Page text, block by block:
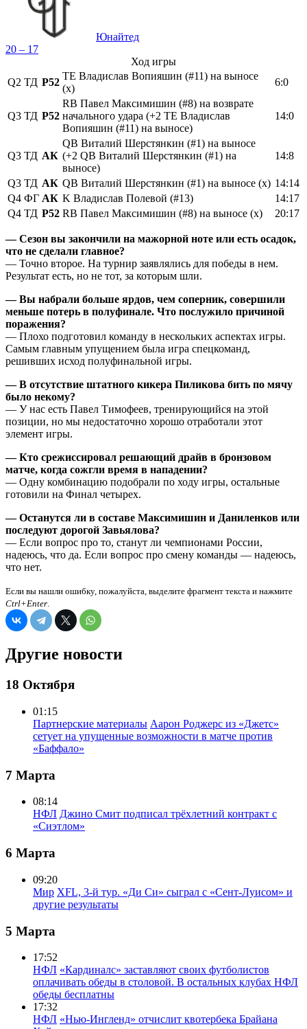
Юнайтед
20 – 17
Ход игры
Q2 ТД Р52
TE Владислав Вопияшин (#11) на выносе
(х)
6:0
Q3 ТД Р52
RB Павел Максимишин (#8) на возврате
начального удара (+2 TE Владислав
Вопияшин (#11) на выносе)
14:0
Q3 ТД АК
QB Виталий Шерстянкин (#1) на выносе
(+2 QB Виталий Шерстянкин (#1) на
выносе)
14:8
Q3 ТД АК QB Виталий Шерстянкин (#1) на выносе (х) 14:14
Q4 ФГ АК K Владислав Полевой (#13)
14:17
Q4 ТД Р52 RB Павел Максимишин (#8) на выносе (х) 20:17
— Сезон вы закончили на мажорной ноте или есть осадок,
что не сделали главное?
— Точно второе. На турнир заявлялись для победы в нем.
Результат есть, но не тот, за которым шли.
— Вы набрали больше ярдов, чем соперник, совершили
меньше потерь в полуфинале. Что послужило причиной
поражения?
— Плохо подготовил команду в нескольких аспектах игры.
Самым главным упущением была игра спецкоманд,
решивших исход полуфинальной игры.
— В отсутствие штатного кикера Пиликова бить по мячу
было некому?
— У нас есть Павел Тимофеев, тренирующийся на этой
позиции, но мы недостаточно хорошо отработали этот
элемент игры.
— Кто срежиссировал решающий драйв в бронзовом
матче, когда сожгли время в нападении?
— Одну комбинацию подобрали по ходу игры, остальные
готовили на Финал четырех.
— Останутся ли в составе Максимишин и Даниленков или
последуют дорогой Завьялова?
— Если вопрос про то, станут ли чемпионами России,
надеюсь, что да. Если вопрос про смену команды — надеюсь,
что нет.
Если вы нашли ошибку, пожалуйста, выделите фрагмент текста и нажмите
Ctrl+Enter.
Другие новости
18 Октября
01:15
Партнерские материалы Аарон Роджерс из «Джетс»
сетует на упущенные возможности в матче против
«Баффало»
7 Марта
08:14
НФЛ Джино Смит подписал трёхлетний контракт с
«Сиэтлом»
6 Марта
09:20
Мир XFL, 3-й тур. «Ди Си» сыграл с «Сент-Луисом» и
другие результаты
5 Марта
17:52
НФЛ «Кардиналс» заставляют своих футболистов
оплачивать обеды в столовой. В остальных клубах НФЛ
обеды бесплатны
17:32
НФЛ «Нью-Ингленд» отчислит квотербека Брайана